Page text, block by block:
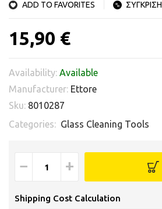
ADD TO FAVORITES ΣΥΓΚΡΙΣΗ
15,90 €
Availability: Available
Manufacturer: Ettore
Sku: 8010287
Categories: Glass Cleaning Tools
− +
Shipping Cost Calculation